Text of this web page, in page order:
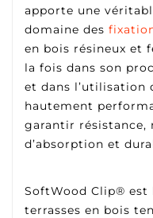
apporte une
domaine des
en bois résineux et
la fois dans son
et dans l’utilisation
hautement
garantir résistance,
d’absorption et
SoftWood Clip® est
terrasses en bois